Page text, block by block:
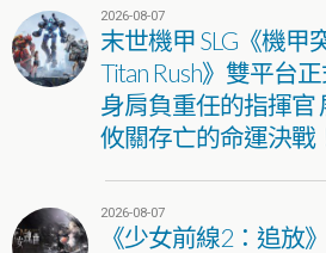
2026-08-07
末世機甲 SLG《機甲
Titan Rush》雙平台
身肩負重任的指揮官
攸關存亡的命運決戰
2026-08-07
《少女前線2：追放